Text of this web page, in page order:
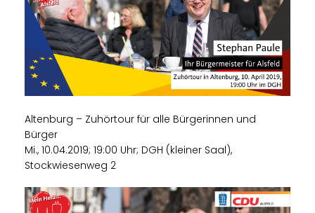
Altenburg – Zuhörtour für alle Bürgerinnen und
Bürger
Mi., 10.04.2019; 19:00 Uhr; DGH (kleiner Saal),
Stockwiesenweg 2